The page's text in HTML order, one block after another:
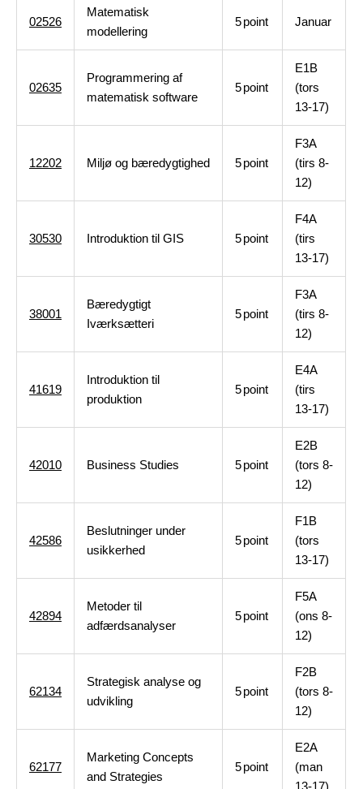
02526
Matematisk
modellering
5point Januar
02635
Programmering af
matematisk software
5point
E1B
(tors
13-17)
12202 Miljø og bæredygtighed 5point
F3A
(tirs 8-
12)
30530 Introduktion til GIS 5point
F4A
(tirs
13-17)
38001
Bæredygtigt
Iværksætteri
5point
F3A
(tirs 8-
12)
41619
Introduktion til
produktion
5point
E4A
(tirs
13-17)
42010 Business Studies 5point
E2B
(tors 8-
12)
42586
Beslutninger under
usikkerhed
5point
F1B
(tors
13-17)
42894
Metoder til
adfærdsanalyser
5point
F5A
(ons 8-
12)
62134
Strategisk analyse og
udvikling
5point
F2B
(tors 8-
12)
62177
Marketing Concepts
and Strategies
5point
E2A
(man
13-17)